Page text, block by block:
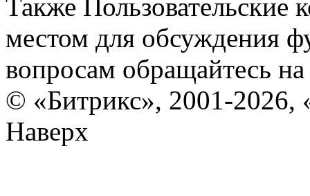
Также Пользовательские
местом для обсуждения
вопросам обращайтесь
© «Битрикс», 2001-2026,
Наверх